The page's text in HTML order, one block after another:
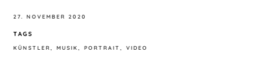
27. NOVEMBER 2020
TAGS
KÜNSTLER MUSIK PORTRAIT VIDEO